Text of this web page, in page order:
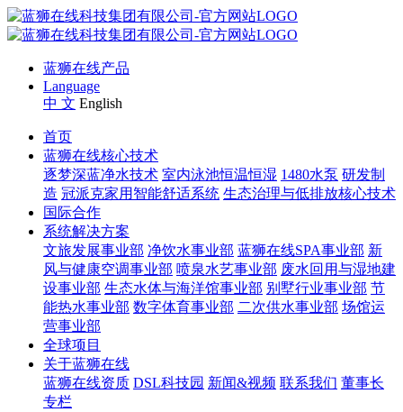
蓝狮在线产品
Language
中 文 English
首页
蓝狮在线核心技术
逐梦深蓝净水技术 室内泳池恒温恒湿 1480水泵 研发制
造 冠派克家用智能舒适系统 生态治理与低排放核心技术
国际合作
系统解决方案
文旅发展事业部 净饮水事业部 蓝狮在线SPA事业部 新
风与健康空调事业部 喷泉水艺事业部 废水回用与湿地建
设事业部 生态水体与海洋馆事业部 别墅行业事业部 节
能热水事业部 数字体育事业部 二次供水事业部 场馆运
营事业部
全球项目
关于蓝狮在线
蓝狮在线资质 DSL科技园 新闻&视频 联系我们 董事长
专栏